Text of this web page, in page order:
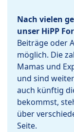
Nach vielen
unser HiPP
Beiträge oder
möglich. Die
Mamas und
und sind
auch künftig
bekommst,
über
Seite.